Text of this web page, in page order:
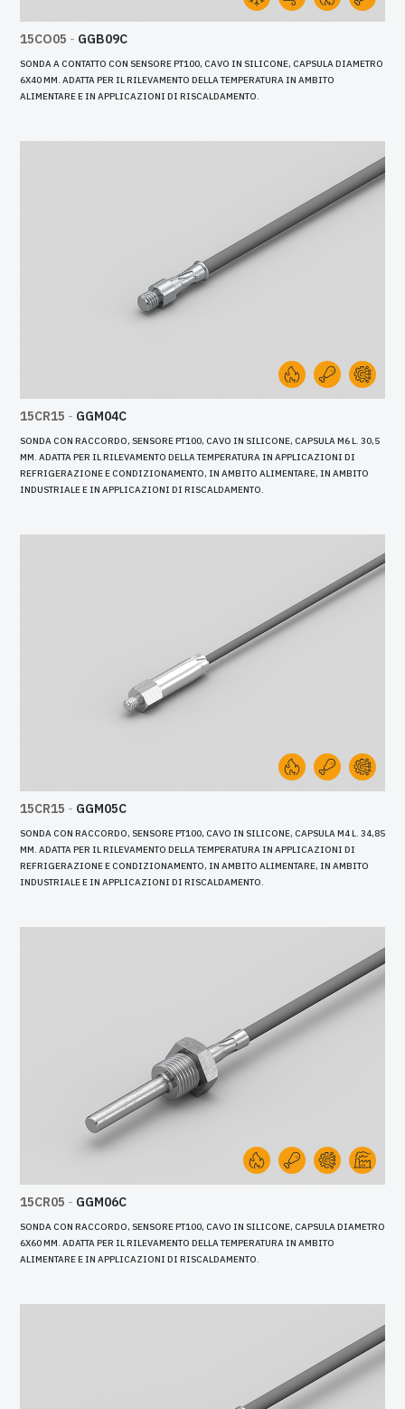
15CO05 - GGB09C
SONDA A CONTATTO CON SENSORE PT100, CAVO IN SILICONE, CAPSULA DIAMETRO
6X40 MM. ADATTA PER IL RILEVAMENTO DELLA TEMPERATURA IN AMBITO
ALIMENTARE E IN APPLICAZIONI DI RISCALDAMENTO.
15CR15 - GGM04C
SONDA CON RACCORDO, SENSORE PT100, CAVO IN SILICONE, CAPSULA M6 L. 30,5
MM. ADATTA PER IL RILEVAMENTO DELLA TEMPERATURA IN APPLICAZIONI DI
REFRIGERAZIONE E CONDIZIONAMENTO, IN AMBITO ALIMENTARE, IN AMBITO
INDUSTRIALE E IN APPLICAZIONI DI RISCALDAMENTO.
15CR15 - GGM05C
SONDA CON RACCORDO, SENSORE PT100, CAVO IN SILICONE, CAPSULA M4 L. 34,85
MM. ADATTA PER IL RILEVAMENTO DELLA TEMPERATURA IN APPLICAZIONI DI
REFRIGERAZIONE E CONDIZIONAMENTO, IN AMBITO ALIMENTARE, IN AMBITO
INDUSTRIALE E IN APPLICAZIONI DI RISCALDAMENTO.
15CR05 - GGM06C
SONDA CON RACCORDO, SENSORE PT100, CAVO IN SILICONE, CAPSULA DIAMETRO
6X60 MM. ADATTA PER IL RILEVAMENTO DELLA TEMPERATURA IN AMBITO
ALIMENTARE E IN APPLICAZIONI DI RISCALDAMENTO.